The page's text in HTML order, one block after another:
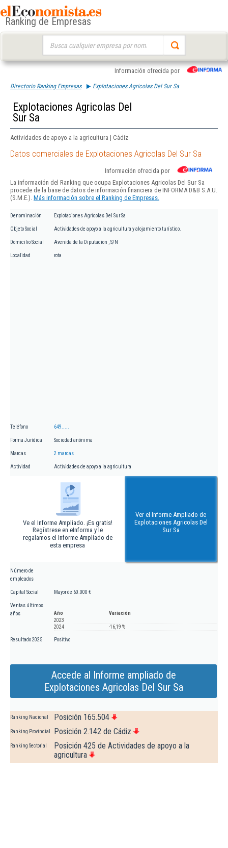
Ranking de Empresas
Información ofrecida por
Directorio Ranking Empresas Explotaciones Agricolas Del Sur Sa
Explotaciones Agricolas Del
Sur Sa
Actividades de apoyo a la agricultura | Cádiz
Datos comerciales de Explotaciones Agricolas Del Sur Sa
Información ofrecida por
La información del Ranking que ocupa Explotaciones Agricolas Del Sur Sa
procede de la base de datos de información financiera de INFORMA D&B S.A.U.
(S.M.E.). Más información sobre el Ranking de Empresas.
Denominación Explotaciones Agricolas Del Sur Sa
Objeto Social Actividades de apoyo a la agricultura y alojamiento turístico.
Domicilio Social Avenida de la Diputacion , S/N
Localidad rota
Teléfono 649.....
Forma Jurídica Sociedad anónima
Marcas 2 marcas
Actividad Actividades de apoyo a la agricultura
Ve el Informe Ampliado. ¡Es gratis!
Regístrese en eInforma y le
regalamos el Informe Ampliado de
esta empresa
Ver el Informe Ampliado de
Explotaciones Agricolas Del
Sur Sa
Número de
empleados
Capital Social Mayor de 60.000 €
Ventas últimos
años
Año
Variación
2023
2024
-16,19 %
Resultado 2025 Positivo
Accede al Informe ampliado de
Explotaciones Agricolas Del Sur Sa
Ranking Nacional Posición 165.504
Ranking Provincial Posición 2.142 de Cádiz
Ranking Sectorial
Posición 425 de Actividades de apoyo a la
agricultura